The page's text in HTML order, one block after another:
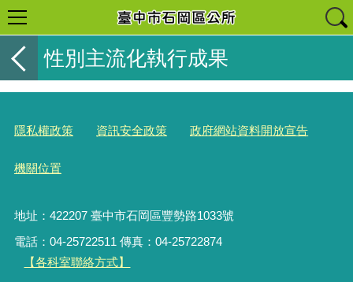
性別主流化執行成果
隱私權政策 資訊安全政策 政府網站資料開放宣告
機關位置
地址：422207 臺中市石岡區豐勢路1033號
電話：04-25722511 傳真：04-25722874
【各科室聯絡方式】